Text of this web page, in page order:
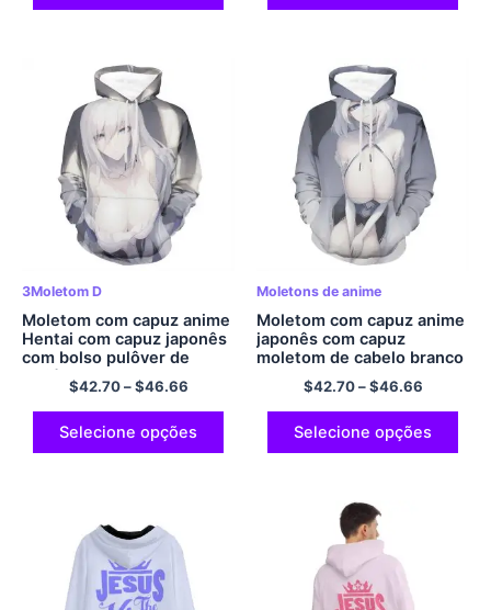
3Moletom D
Moletom com capuz anime
Hentai com capuz japonês
com bolso pulôver de
poliéster moletom com
$42.70–$46.66
Selecione opções
Moletons de anime
Moletom com capuz anime
japonês com capuz
moletom de cabelo branco
menina hentai moletom
com capuz de poliéster
$42.70–$46.66
Selecione opções